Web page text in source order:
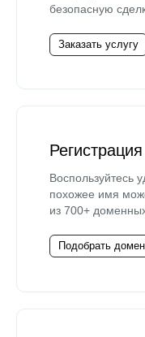
безопасную
Заказать услугу
похожее имя
из 700+
Подобрать домен